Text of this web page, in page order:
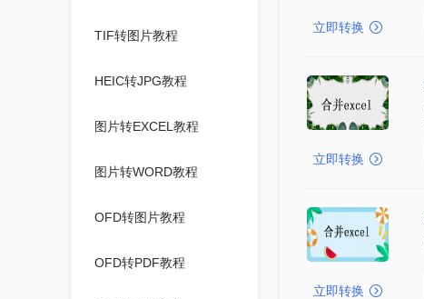
TIF转图片教程
HEIC转JPG教程
图片转EXCEL教程
图片转WORD教程
OFD转图片教程
OFD转PDF教程
立即转换
立即转换
立即转换